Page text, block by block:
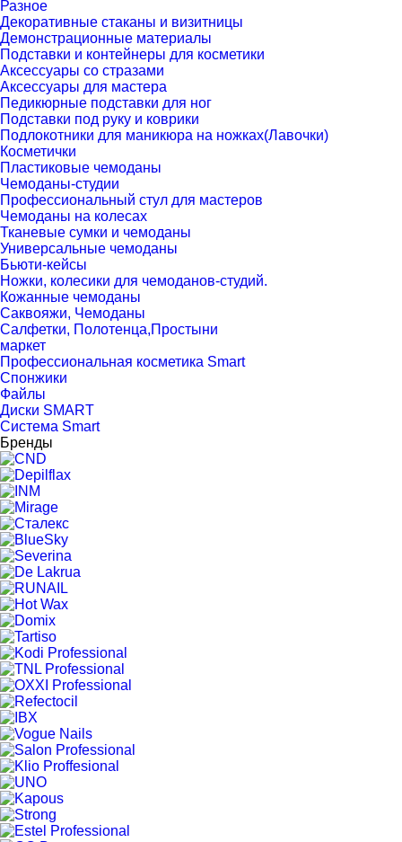
Разное
Декоративные стаканы и визитницы
Демонстрационные материалы
Подставки и контейнеры для косметики
Аксессуары со стразами
Аксессуары для мастера
Педикюрные подставки для ног
Подставки под руку и коврики
Подлокотники для маникюра на ножках(Лавочки)
Косметички
Пластиковые чемоданы
Чемоданы-студии
Профессиональный стул для мастеров
Чемоданы на колесах
Тканевые сумки и чемоданы
Универсальные чемоданы
Бьюти-кейсы
Ножки, колесики для чемоданов-студий.
Кожанные чемоданы
Саквояжи, Чемоданы
Салфетки, Полотенца,Простыни
маркет
Профессиональная косметика Smart
Спонжики
Файлы
Диски SMART
Система Smart
Бренды